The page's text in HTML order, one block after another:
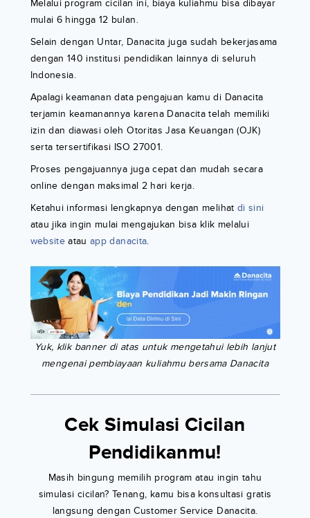
Melalui program cicilan ini, biaya kuliahmu bisa dibayar
mulai 6 hingga 12 bulan.
Selain dengan Untar, Danacita juga sudah bekerjasama
dengan 140 institusi pendidikan lainnya di seluruh
Indonesia.
Apalagi keamanan data pengajuan kamu di Danacita
terjamin keamanannya karena Danacita telah memiliki
izin dan diawasi oleh Otoritas Jasa Keuangan (OJK)
serta tersertifikasi ISO 27001.
Proses pengajuannya juga cepat dan mudah secara
online dengan maksimal 2 hari kerja.
Ketahui informasi lengkapnya dengan melihat di sini
atau jika ingin mulai mengajukan bisa klik melalui
websiteatau app danacita.
Yuk, klik banner di atas untuk mengetahui lebih lanjut
mengenai pembiayaan kuliahmu bersama Danacita
Cek Simulasi Cicilan
Pendidikanmu!
Masih bingung memilih program atau ingin tahu
simulasi cicilan? Tenang, kamu bisa konsultasi gratis
langsung dengan Customer Service Danacita.